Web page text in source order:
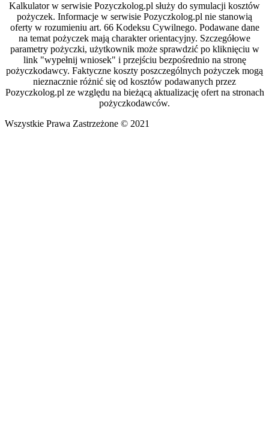
Kalkulator w serwisie Pozyczkolog.pl służy do symulacji kosztów
pożyczek. Informacje w serwisie Pozyczkolog.pl nie stanowią
oferty w rozumieniu art. 66 Kodeksu Cywilnego. Podawane dane
na temat pożyczek mają charakter orientacyjny. Szczegółowe
parametry pożyczki, użytkownik może sprawdzić po kliknięciu w
link "wypełnij wniosek" i przejściu bezpośrednio na stronę
pożyczkodawcy. Faktyczne koszty poszczególnych pożyczek mogą
nieznacznie różnić się od kosztów podawanych przez
Pozyczkolog.pl ze względu na bieżącą aktualizację ofert na stronach
pożyczkodawców.
Wszystkie Prawa Zastrzeżone © 2021